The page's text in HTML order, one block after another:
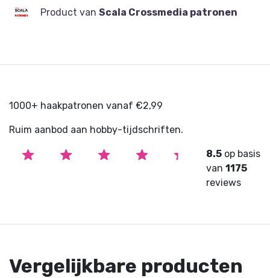
Product van Scala Crossmedia patronen
1000+ haakpatronen vanaf €2,99
Ruim aanbod aan hobby-tijdschriften.
8.5 op basis
van1175
reviews
Vergelijkbare producten